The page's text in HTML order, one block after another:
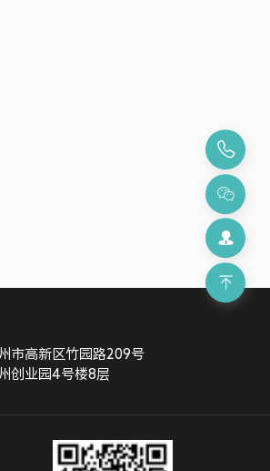
市高新区竹园路209号
创业园4号楼8层